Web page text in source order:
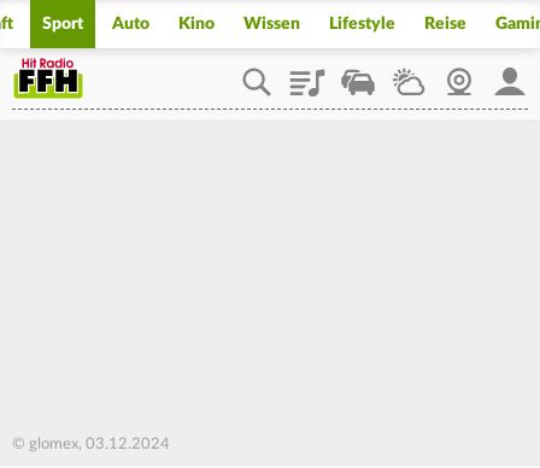
Sport Auto Kino Wissen Lifestyle Reise
PlaylistStaupilotWetterWebcam
© glomex, 03.12.2024